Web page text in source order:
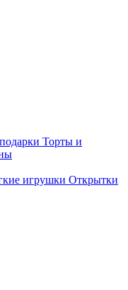
Торты и
игрушки Открытки